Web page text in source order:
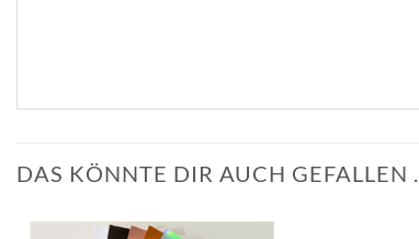
DAS KÖNNTE DIR AUCH GEFALLEN …